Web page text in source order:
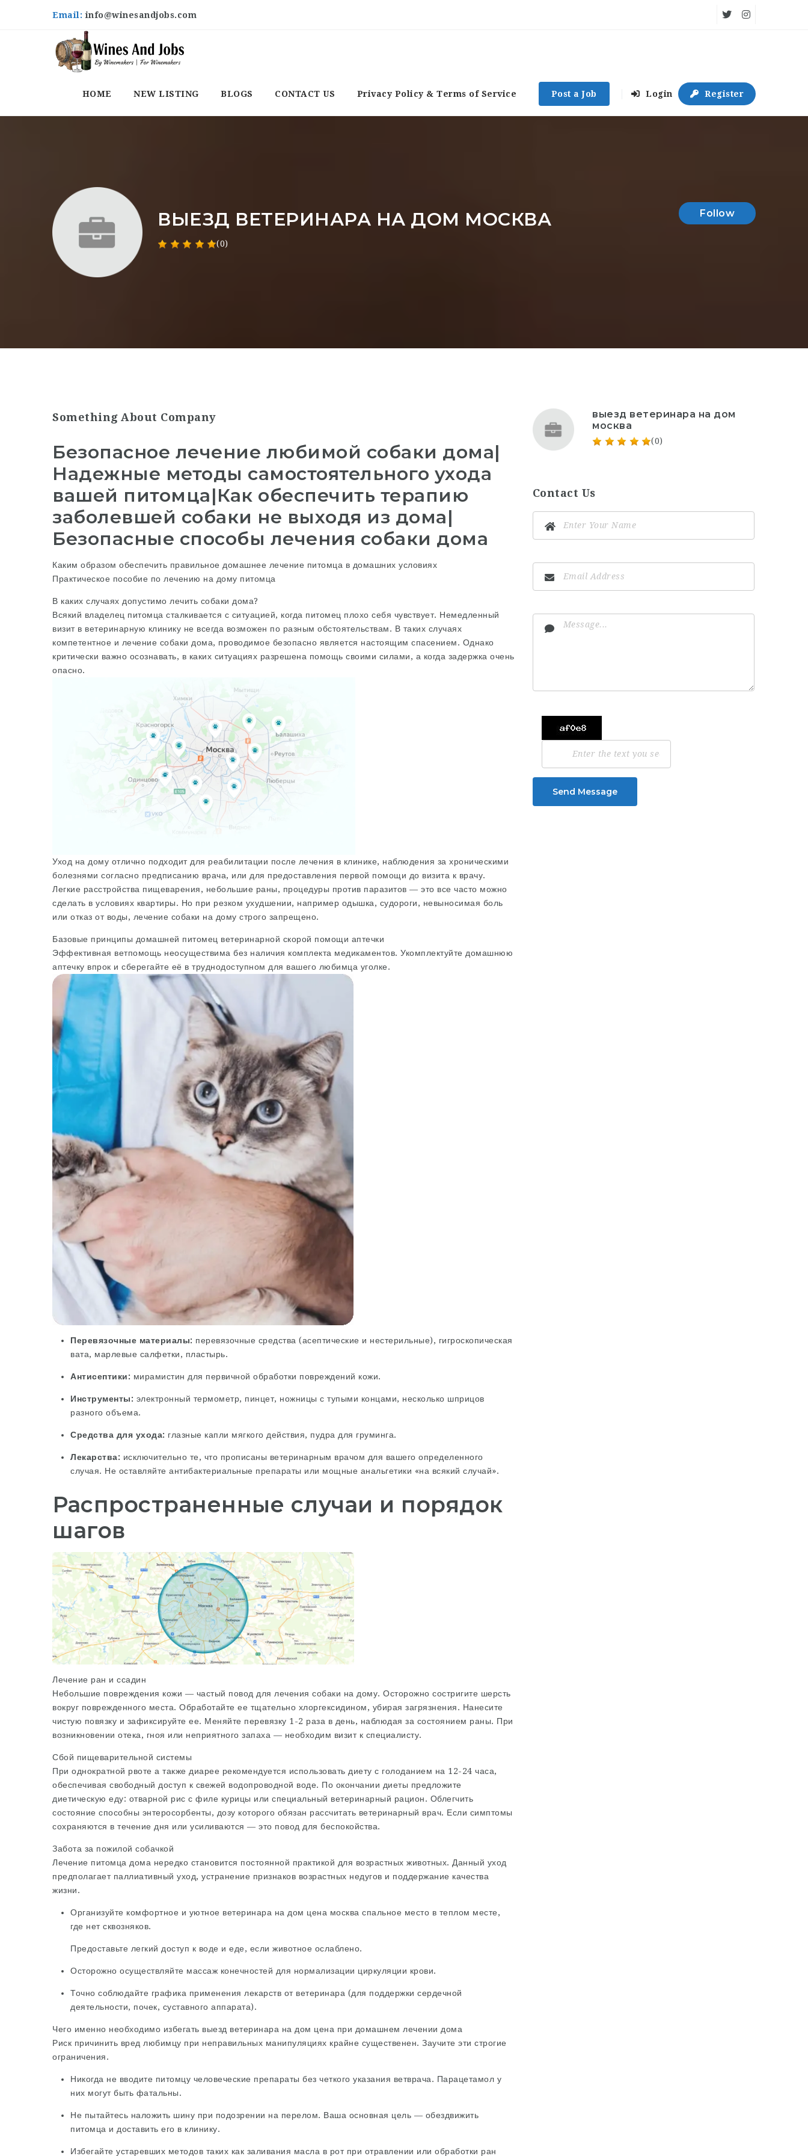
Email:info@winesandjobs.com
HOME NEW LISTING BLOGS CONTACT US Privacy Policy & Terms of Service Post a Job Login Register
ВЫЕЗД ВЕТЕРИНАРА НА ДОМ МОСКВА
(0)
Follow
Something About Company
Безопасное лечение любимой собаки дома|
Надежные методы самостоятельного ухода
вашей питомца|Как обеспечить терапию
заболевшей собаки не выходя из дома|
Безопасные способы лечения собаки дома
Каким образом обеспечить правильное домашнее лечение питомца в домашних условиях
Практическое пособие по лечению на дому питомца
В каких случаях допустимо лечить собаки дома?
Всякий владелец питомца сталкивается с ситуацией, когда питомец плохо себя чувствует. Немедленный
визит в ветеринарную клинику не всегда возможен по разным обстоятельствам. В таких случаях
компетентное и лечение собаки дома, проводимое безопасно является настоящим спасением. Однако
критически важно осознавать, в каких ситуациях разрешена помощь своими силами, а когда задержка очень
опасно.
Уход на дому отлично подходит для реабилитации после лечения в клинике, наблюдения за хроническими
болезнями согласно предписанию врача, или для предоставления первой помощи до визита к врачу.
Легкие расстройства пищеварения, небольшие раны, процедуры против паразитов — это все часто можно
сделать в условиях квартиры. Но при резком ухудшении, например одышка, судороги, невыносимая боль
или отказ от воды, лечение собаки на дому строго запрещено.
Базовые принципы домашней питомец ветеринарной скорой помощи аптечки
Эффективная ветпомощь неосуществима без наличия комплекта медикаментов. Укомплектуйте домашнюю
аптечку впрок и сберегайте её в труднодоступном для вашего любимца уголке.
Перевязочные материалы: перевязочные средства (асептические и нестерильные), гигроскопическая
вата, марлевые салфетки, пластырь.
Антисептики: мирамистин для первичной обработки повреждений кожи.
Инструменты: электронный термометр, пинцет, ножницы с тупыми концами, несколько шприцов
разного объема.
Средства для ухода: глазные капли мягкого действия, пудра для груминга.
Лекарства: исключительно те, что прописаны ветеринарным врачом для вашего определенного
случая. Не оставляйте антибактериальные препараты или мощные анальгетики «на всякий случай».
Распространенные случаи и порядок
шагов
Лечение ран и ссадин
Небольшие повреждения кожи — частый повод для лечения собаки на дому. Осторожно состригите шерсть
вокруг поврежденного места. Обработайте ее тщательно хлоргексидином, убирая загрязнения. Нанесите
чистую повязку и зафиксируйте ее. Меняйте перевязку 1-2 раза в день, наблюдая за состоянием раны. При
возникновении отека, гноя или неприятного запаха — необходим визит к специалисту.
Сбой пищеварительной системы
При однократной рвоте а также диарее рекомендуется использовать диету с голоданием на 12-24 часа,
обеспечивая свободный доступ к свежей водопроводной воде. По окончании диеты предложите
диетическую еду: отварной рис с филе курицы или специальный ветеринарный рацион. Облегчить
состояние способны энтеросорбенты, дозу которого обязан рассчитать ветеринарный врач. Если симптомы
сохраняются в течение дня или усиливаются — это повод для беспокойства.
Забота за пожилой собачкой
Лечение питомца дома нередко становится постоянной практикой для возрастных животных. Данный уход
предполагает паллиативный уход, устранение признаков возрастных недугов и поддержание качества
жизни.
Организуйте комфортное и уютное ветеринара на дом цена москва спальное место в теплом месте,
где нет сквозняков.
Предоставьте легкий доступ к воде и еде, если животное ослаблено.
Осторожно осуществляйте массаж конечностей для нормализации циркуляции крови.
Точно соблюдайте графика применения лекарств от ветеринара (для поддержки сердечной
деятельности, почек, суставного аппарата).
Чего именно необходимо избегать выезд ветеринара на дом цена при домашнем лечении дома
Риск причинить вред любимцу при неправильных манипуляциях крайне существенен. Заучите эти строгие
ограничения.
Никогда не вводите питомцу человеческие препараты без четкого указания ветврача. Парацетамол у
них могут быть фатальны.
Не пытайтесь наложить шину при подозрении на перелом. Ваша основная цель — обездвижить
питомца и доставить его в клинику.
Избегайте устаревших методов таких как заливания масла в рот при отравлении или обработки ран
выезд ветеринара на дом
москва
(0)
Contact Us
Send Message